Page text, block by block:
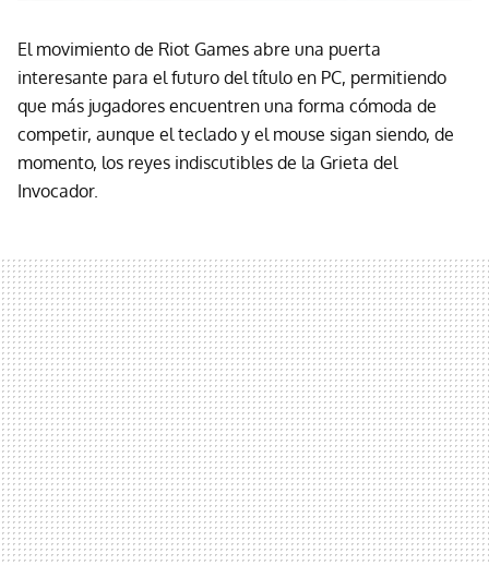
El movimiento de Riot Games abre una puerta
interesante para el futuro del título en PC, permitiendo
que más jugadores encuentren una forma cómoda de
competir, aunque el teclado y el mouse sigan siendo, de
momento, los reyes indiscutibles de la Grieta del
Invocador.